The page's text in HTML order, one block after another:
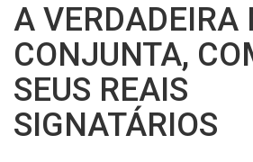
NOTÍCIAS
DIRETORIA
HISTÓRIA
A VERDADEIRA
CONJUNTA,
SEUS REAIS
SIGNATÁRIOS